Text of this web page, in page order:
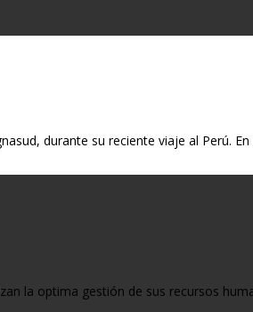
durante su reciente viaje al Perú. En
la optima gestión de sus recursos